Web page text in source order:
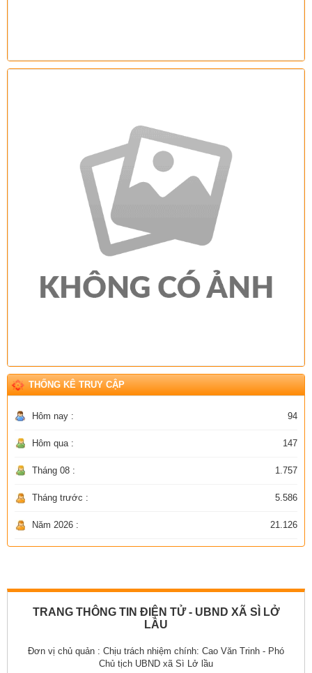
THỐNG KÊ TRUY CẬP
Hôm nay : 94
Hôm qua : 147
Tháng 08 : 1.757
Tháng trước : 5.586
Năm 2026 : 21.126
TRANG THÔNG TIN ĐIỆN TỬ - UBND XÃ SÌ LỞ
LẦU
Đơn vị chủ quản : Chịu trách nhiệm chính: Cao Văn Trinh - Phó
Chủ tịch UBND xã Sì Lở lầu